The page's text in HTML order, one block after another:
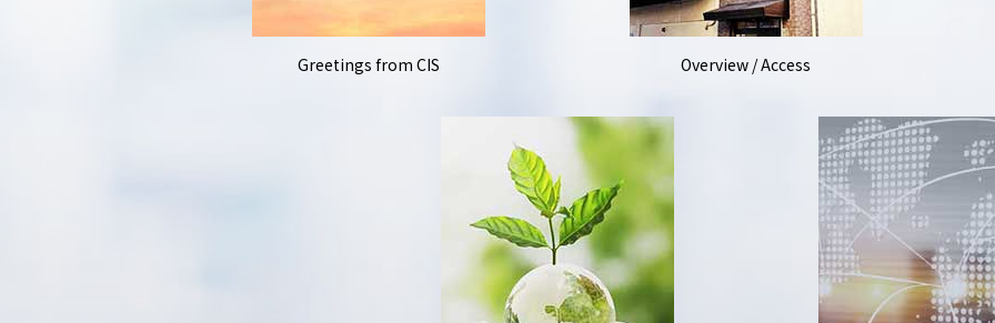
Greetings from CIS Overview / Access